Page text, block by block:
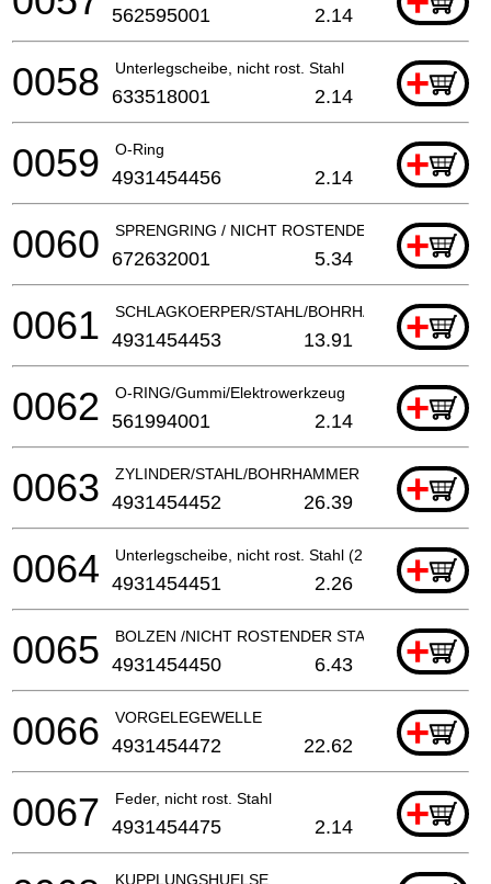
562595001 2.14
Unterlegscheibe, nicht rost. Stahl +
0058 633518001 2.14
O-Ring +
0059 4931454456 2.14
SPRENGRING / NICHT ROSTENDER STAHL
+
0060 672632001 5.34
SCHLAGKOERPER/STAHL/BOHRHAMMER+
0061 4931454453 13.91
O-RING/Gummi/Elektrowerkzeug +
0062 561994001 2.14
ZYLINDER/STAHL/BOHRHAMMER +
0063 4931454452 26.39
Unterlegscheibe, nicht rost. Stahl (2 benötigt)
+
0064 4931454451 2.26
BOLZEN /NICHT ROSTENDER STAHL +
0065 4931454450 6.43
VORGELEGEWELLE +
0066 4931454472 22.62
Feder, nicht rost. Stahl +
0067 4931454475 2.14
KUPPLUNGSHUELSE